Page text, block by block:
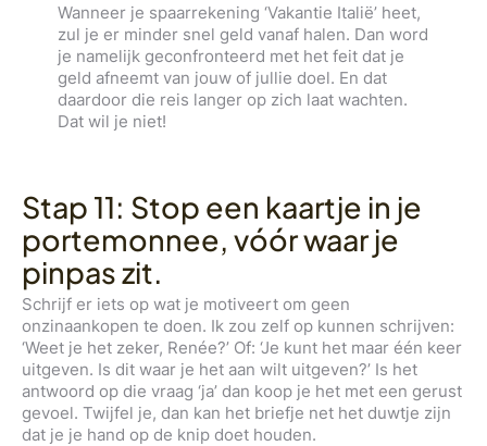
Wanneer je spaarrekening ‘Vakantie Italië’ heet,
zul je er minder snel geld vanaf halen. Dan word
je namelijk geconfronteerd met het feit dat je
geld afneemt van jouw of jullie doel. En dat
daardoor die reis langer op zich laat wachten.
Dat wil je niet!
Stap 11: Stop een kaartje in je
portemonnee, vóór waar je
pinpas zit.
Schrijf er iets op wat je motiveert om geen
onzinaankopen te doen. Ik zou zelf op kunnen schrijven:
‘Weet je het zeker, Renée?’ Of: ‘Je kunt het maar één keer
uitgeven. Is dit waar je het aan wilt uitgeven?’ Is het
antwoord op die vraag ‘ja’ dan koop je het met een gerust
gevoel. Twijfel je, dan kan het briefje net het duwtje zijn
dat je je hand op de knip doet houden.